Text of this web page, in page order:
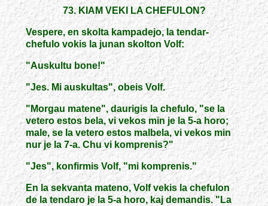
73. KIAM VEKI LA CHEFULON?
Vespere, en skolta kampadejo, la tendar-
chefulo vokis la junan skolton Volf:
"Auskultu bone!"
"Jes. Mi auskultas", obeis Volf.
"Morgau matene", daurigis la chefulo, "se la
vetero estos bela, vi vekos min je la 5-a horo;
male, se la vetero estos malbela, vi vekos min
nur je la 7-a. Chu vi komprenis?"
"Jes", konfirmis Volf, "mi komprenis."
En la sekvanta mateno, Volf vekis la chefulon
de la tendaro je la 5-a horo, kaj demandis. "La